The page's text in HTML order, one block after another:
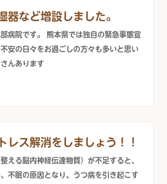
器など増設しました。
病院です。 熊本県では独自の緊急事態宣
安の日々をお過ごしの方々も多いと思い
んあります
レス解消をしましょう！！
える脳内神経伝達物質）が不足すると、
不眠の原因となり、うつ病を引き起こす